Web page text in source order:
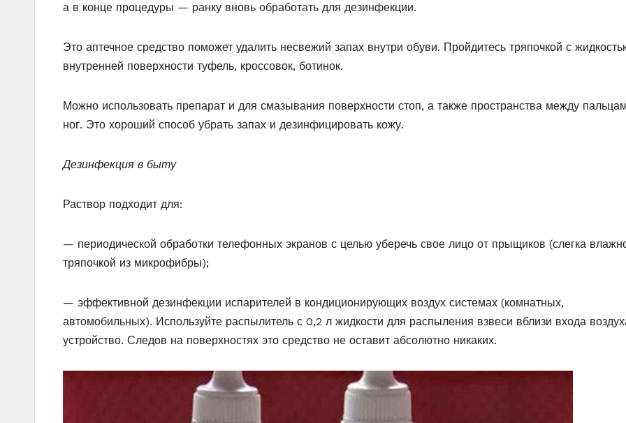
а в конце процедуры — ранку вновь обработать для дезинфекции.
Это аптечное средство поможет удалить несвежий запах внутри обуви. Пройдитесь тряпочкой с
внутренней поверхности туфель, кроссовок, ботинок.
Можно использовать препарат и для смазывания поверхности стоп, а также пространства между
ног. Это хороший способ убрать запах и дезинфицировать кожу.
Дезинфекция в быту
Раствор подходит для:
— периодической обработки телефонных экранов с целью уберечь свое лицо от прыщиков (слегка
тряпочкой из микрофибры);
— эффективной дезинфекции испарителей в кондиционирующих воздух системах (комнатных,
автомобильных). Используйте распылитель с 0,2 л жидкости для распыления взвеси вблизи входа
устройство. Следов на поверхностях это средство не оставит абсолютно никаких.